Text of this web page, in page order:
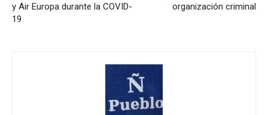
y Air Europa durante la COVID-
19
organización criminal